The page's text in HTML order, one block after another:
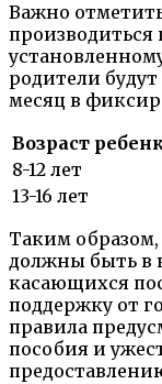
Важно
производиться
родители
месяц в
Возраст
8-12 лет
13-16 лет
Таким образом,
должны быть в
касающихся
поддержку от
правила
пособия и